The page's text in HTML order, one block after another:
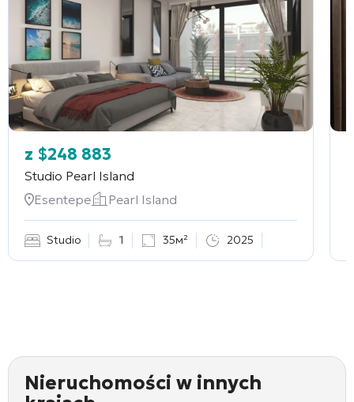
z $248 883
Studio Pearl Island
Esentepe
Pearl Island
Studio 1 35м² 2025
Nieruchomości w innych